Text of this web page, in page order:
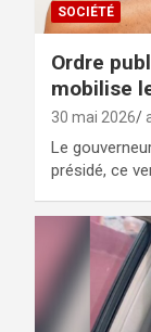
SOCIÉTÉ
Ordre
mobilise
30 mai 2026
Le
présidé, ce